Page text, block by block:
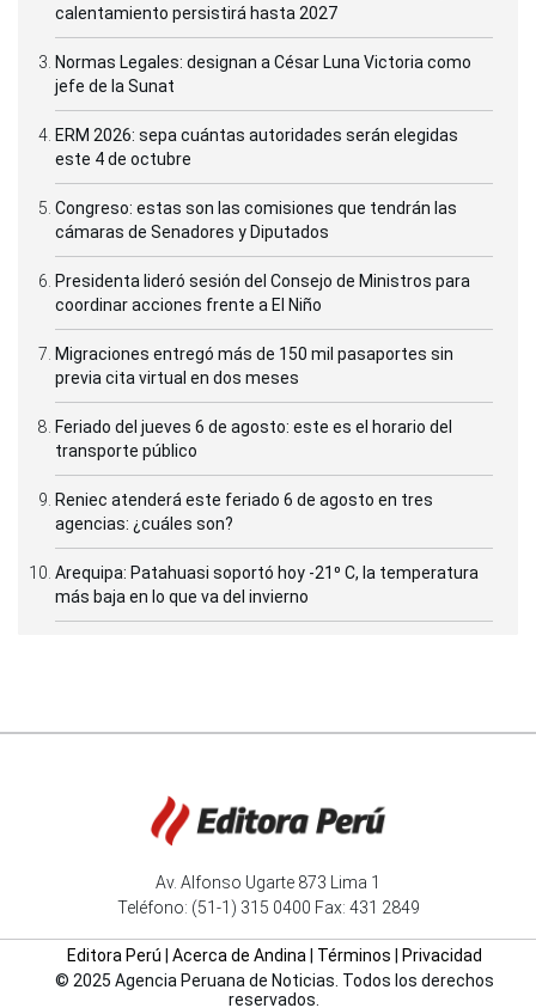
calentamiento persistirá hasta 2027
Normas Legales: designan a César Luna Victoria como
jefe de la Sunat
ERM 2026: sepa cuántas autoridades serán elegidas
este 4 de octubre
Congreso: estas son las comisiones que tendrán las
cámaras de Senadores y Diputados
Presidenta lideró sesión del Consejo de Ministros para
coordinar acciones frente a El Niño
Migraciones entregó más de 150 mil pasaportes sin
previa cita virtual en dos meses
Feriado del jueves 6 de agosto: este es el horario del
transporte público
Reniec atenderá este feriado 6 de agosto en tres
agencias: ¿cuáles son?
Arequipa: Patahuasi soportó hoy -21⁰ C, la temperatura
más baja en lo que va del invierno
Av. Alfonso Ugarte 873 Lima 1
Teléfono: (51-1) 315 0400 Fax: 431 2849
Editora Perú Acerca de Andina Términos
Privacidad
© 2025 Agencia Peruana de Noticias. Todos los derechos
reservados.